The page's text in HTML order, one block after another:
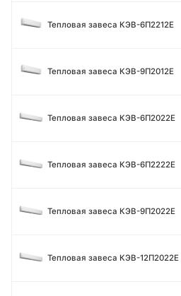
Тепловая завеса КЭВ-6П2212Е
Тепловая завеса КЭВ-9П2012Е
Тепловая завеса КЭВ-6П2022Е
Тепловая завеса КЭВ-6П2222Е
Тепловая завеса КЭВ-9П2022Е
Тепловая завеса КЭВ-12П2022Е